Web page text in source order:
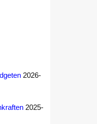
2026-
2025-